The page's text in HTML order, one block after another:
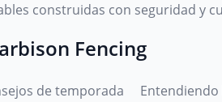
construidas con seguridad y
Fencing
de temporada